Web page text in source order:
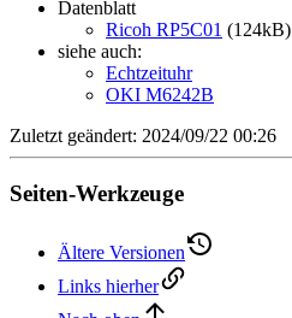
Datenblatt
Ricoh RP5C01 (124kB)
siehe auch:
Echtzeituhr
OKI M6242B
Zuletzt geändert: 2024/09/22 00:26
Seiten-Werkzeuge
Ältere Versionen
Links hierher